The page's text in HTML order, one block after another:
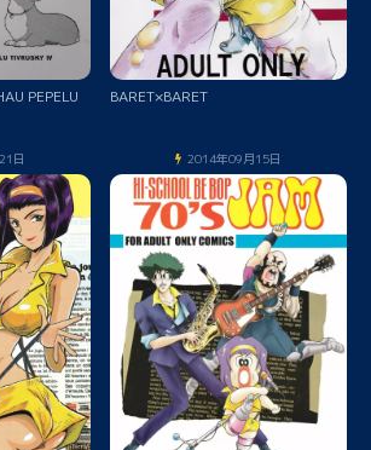
PEPELU
BARET×BARET
日 2014年09月15日